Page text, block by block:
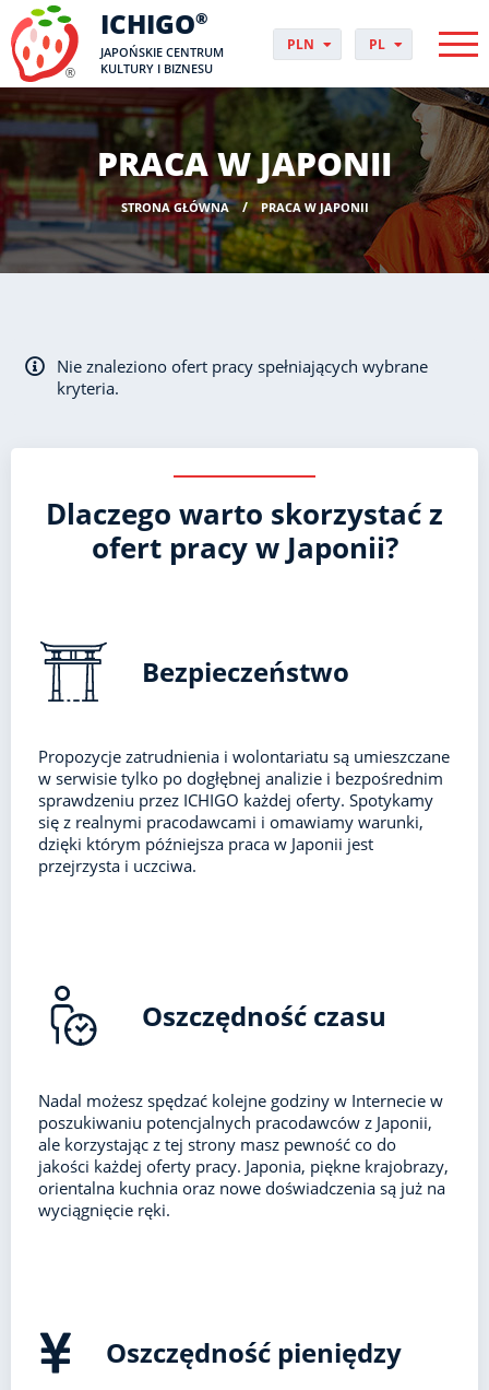
ICHIGO®
JAPOŃSKIE CENTRUM
KULTURY I BIZNESU
PLN
USD
CHF
DKK
NOK
SEK
HUF
PL
DA
DE
EN
ES
FR
HR
HU
PT
SV
PRACA W JAPONII
STRONA GŁÓWNA PRACA W JAPONII
Nie znaleziono ofert pracy spełniających wybrane
kryteria.
Dlaczego warto skorzystać z
ofert pracy w Japonii?
Bezpieczeństwo
Propozycje zatrudnienia i wolontariatu są umieszczane
w serwisie tylko po dogłębnej analizie i bezpośrednim
sprawdzeniu przez ICHIGO każdej oferty. Spotykamy
się z realnymi pracodawcami i omawiamy warunki,
dzięki którym późniejsza praca w Japonii jest
przejrzysta i uczciwa.
Oszczędność czasu
Nadal możesz spędzać kolejne godziny w Internecie w
poszukiwaniu potencjalnych pracodawców z Japonii,
ale korzystając z tej strony masz pewność co do
jakości każdej oferty pracy. Japonia, piękne krajobrazy,
orientalna kuchnia oraz nowe doświadczenia są już na
wyciągnięcie ręki.
Oszczędność pieniędzy